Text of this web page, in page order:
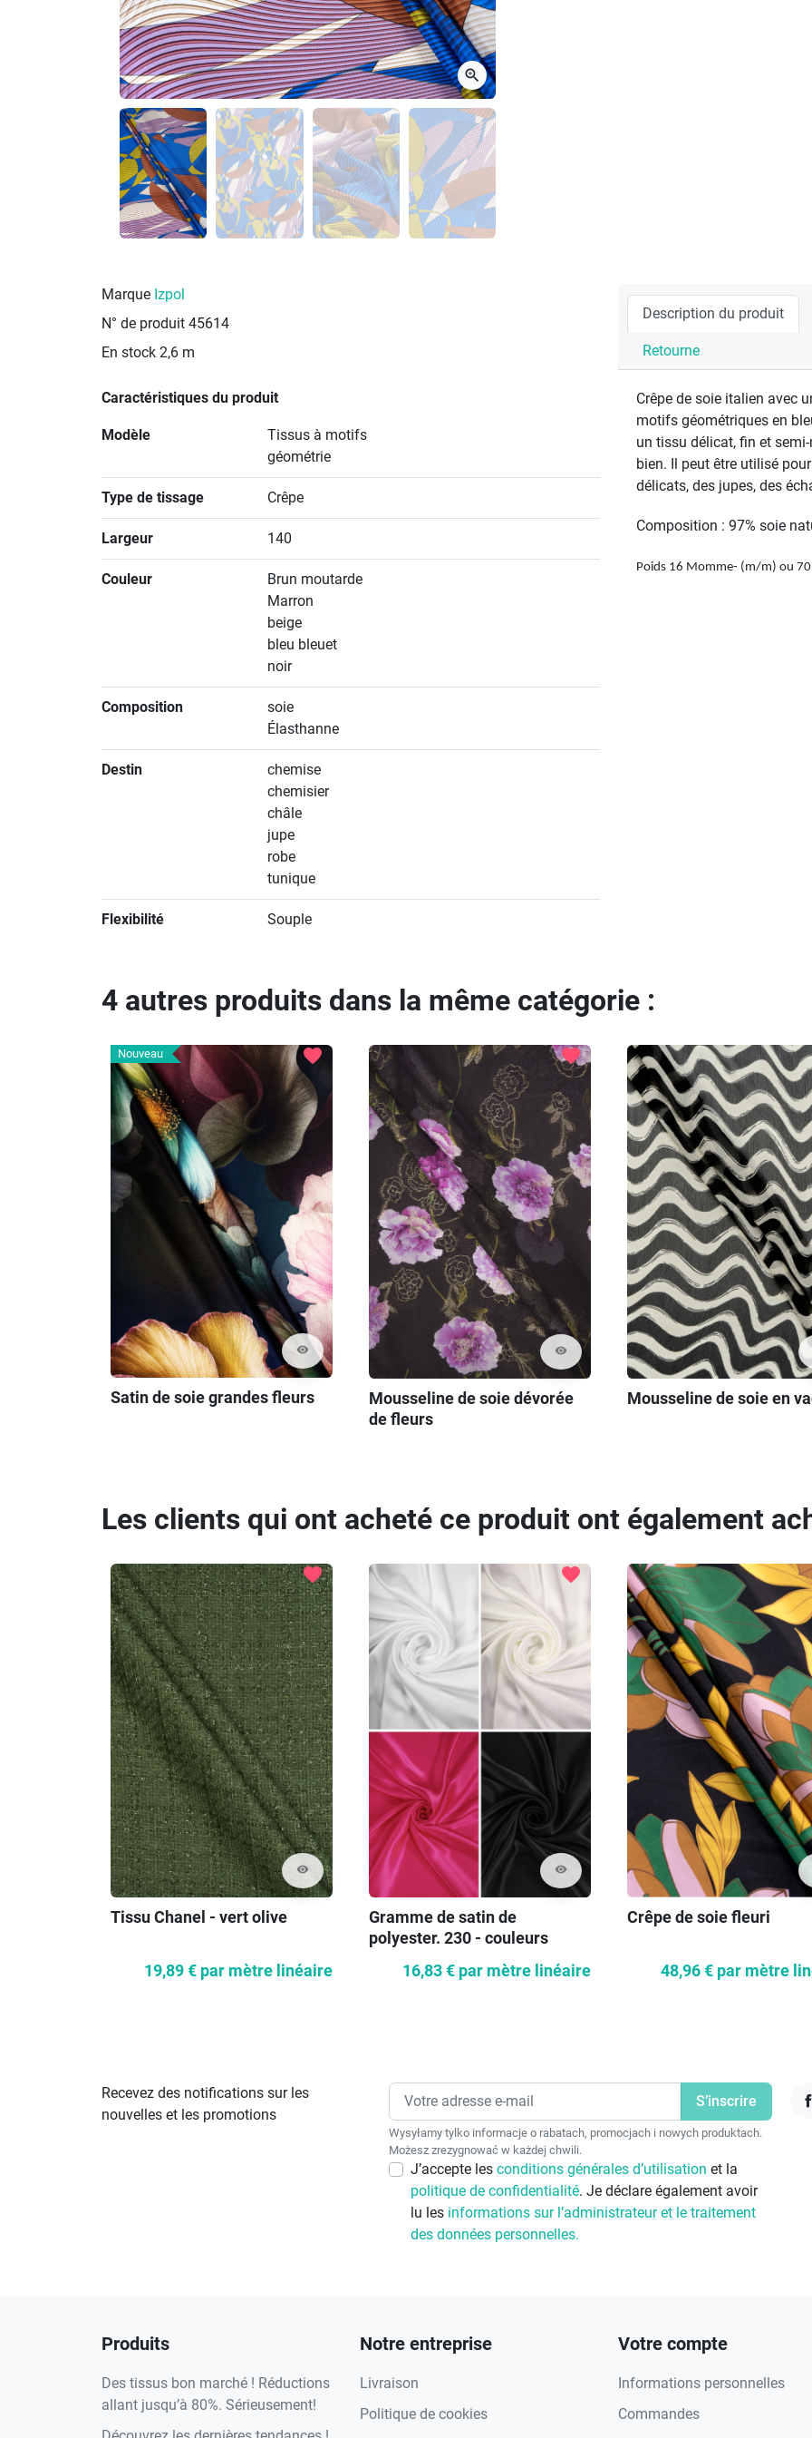
zoom_in
Marque Izpol
N° de produit 45614
En stock 2,6 m
Caractéristiques du produit
Modèle
Tissus à motifs
géométrie
Type de tissage Crêpe
Largeur 140
Couleur
Brun moutarde
Marron
beige
bleu bleuet
noir
Composition
soie
Élasthanne
Destin
chemise
chemisier
châle
jupe
robe
tunique
Flexibilité Souple
Description du produit
Retourne
Crêpe de soie italien avec
motifs géométriques en
un tissu délicat, fin et
bien. Il peut être utilisé
délicats, des jupes, des
Composition : 97% soie
Poids 16 Momme- (m/m) ou
4 autres produits dans la même catégorie :
Nouveau
visibility
favorite
Satin de soie grandes fleurs
visibility
favorite
Mousseline de soie dévorée
de fleurs
Mousseline de soie en
Les clients qui ont acheté ce produit ont également
visibility
favorite
Tissu Chanel - vert olive
19,89 € par mètre linéaire
visibility
favorite
Gramme de satin de
polyester. 230 - couleurs
16,83 € par mètre linéaire
Crêpe de soie fleuri
48,96 € par mètre
Recevez des notifications sur les
nouvelles et les promotions
Wysyłamy tylko informacje o rabatach, promocjach i nowych produktach.
Możesz zrezygnować w każdej chwili.
J’accepte les conditions générales d’utilisation et la
politique de confidentialité. Je déclare également avoir
lu les informations sur l’administrateur et le traitement
des données personnelles.
Produits
Des tissus bon marché ! Réductions
allant jusqu’à 80%. Sérieusement!
Notre entreprise
Livraison
Politique de cookies
Votre compte
Informations personnelles
Commandes